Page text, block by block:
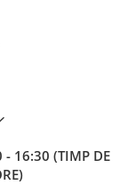
- 16:30 (TIMP DE